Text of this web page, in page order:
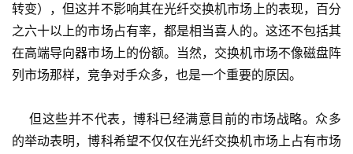
转变），但这并不影响其在光纤交换机市场上的表现，百分
之六十以上的市场占有率，都是相当喜人的。这还不包括其
在高端导向器市场上的份额。当然，交换机市场不像磁盘阵
列市场那样，竞争对手众多，也是一个重要的原因。
但这些并不代表，博科已经满意目前的市场战略。众多
的举动表明，博科希望不仅仅在光纤交换机市场上占有市场